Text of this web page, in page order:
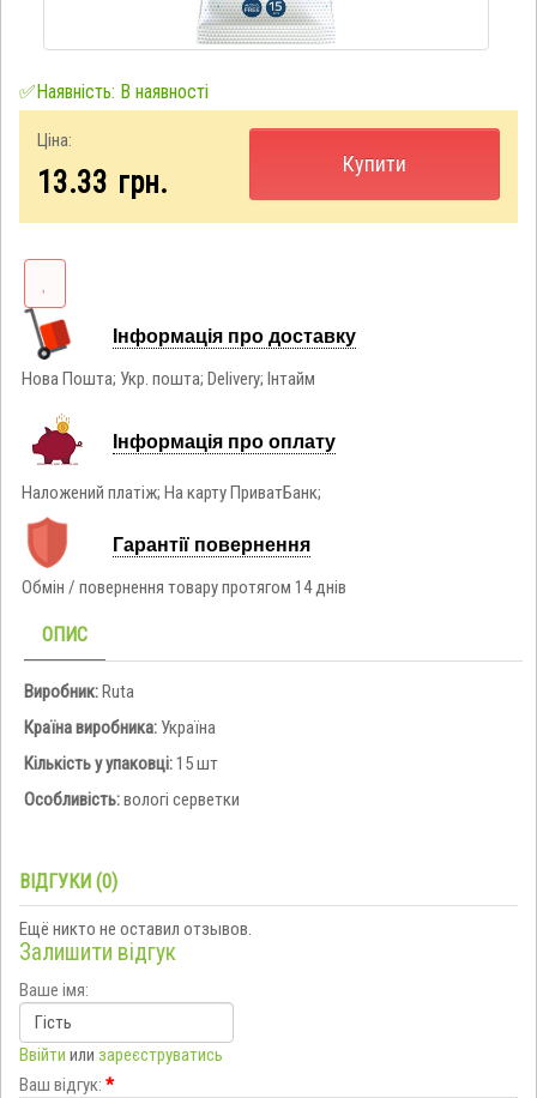
✅Наявність: В наявності
Ціна:
13.33 грн.
Купити
Інформація про доставку
Нова Пошта; Укр. пошта; Delivery; Інтайм
Інформація про оплату
Наложений платіж; На карту ПриватБанк;
Гарантії повернення
Обмін / повернення товару протягом 14 днів
ОПИС
Виробник:Ruta
Країна виробника: Україна
Кількість у упаковці:15 шт
Особливість:вологі серветки
ВІДГУКИ (0)
Ещё никто не оставил отзывов.
Залишити відгук
Ваше імя:
Ввійти или зареєструватись
Ваш відгук: *